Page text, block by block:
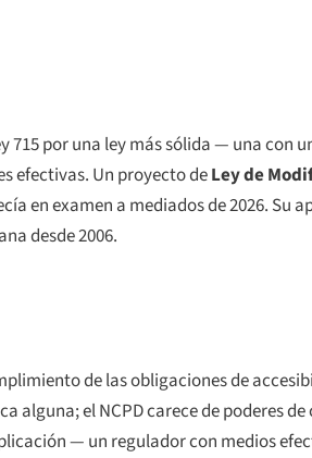
715 por una ley más sólida — una con
efectivas. Un proyecto deLey de
en examen a mediados de 2026. Su
desde 2006.
de las obligaciones de
el NCPD carece de poderes
— un regulador con medios